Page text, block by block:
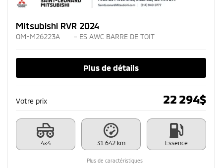
Mitsubishi RVR 2024
OM-M26223A – ES AWC BARRE DE TOIT
Plus de détails
Votre prix 22 294$
4×4 31 642 km Essence
Plus de caractéristiques